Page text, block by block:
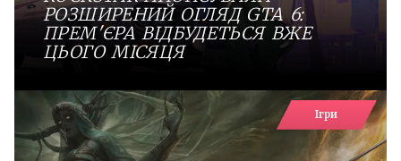
РОЗШИРЕНИЙ ОГЛЯД GTA 6:
ПРЕМ'ЄРА ВІДБУДЕТЬСЯ ВЖЕ
ЦЬОГО МІСЯЦЯ
Ігри